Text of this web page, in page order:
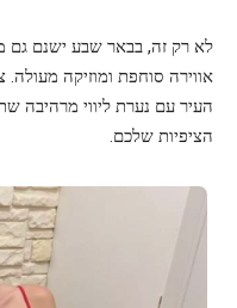
לא רק זה, בבאר שבע ישנם גם
אווירה סוחפת ומוזיקה
העיר עם נערת ליווי מרהיבה
הציפיות שלכם.